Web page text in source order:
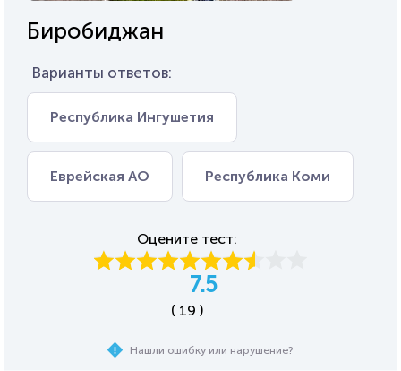
Биробиджан
Варианты ответов:
Республика Ингушетия
Еврейская АО Республика Коми
Оцените тест:
7.5
( 19 )
Нашли ошибку или нарушение?